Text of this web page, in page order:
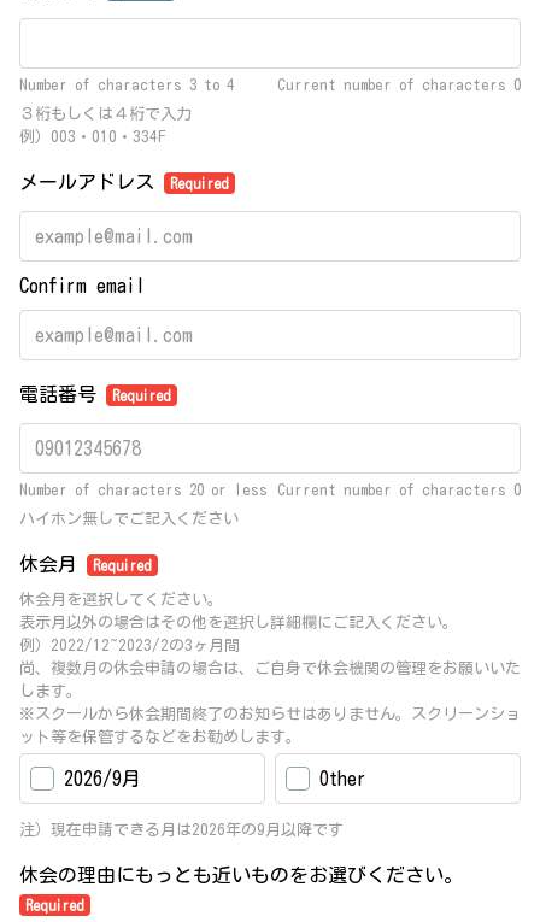
Number of characters 3 to 4 Current number of characters 0
３桁もしくは４桁で入力
例）003・010・334F
メールアドレス Required
Confirm email
電話番号 Required
Number of characters 20 or less Current number of characters 0
ハイホン無しでご記入ください
休会月 Required
休会月を選択してください。
表示月以外の場合はその他を選択し詳細欄にご記入ください。
例）2022/12~2023/2の3ヶ月間
尚、複数月の休会申請の場合は、ご自身で休会機関の管理をお願いいた
します。
※スクールから休会期間終了のお知らせはありません。スクリーンショ
ット等を保管するなどをお勧めします。
2026/9月 Other
注）現在申請できる月は2026年の9月以降です
休会の理由にもっとも近いものをお選びください。
Required